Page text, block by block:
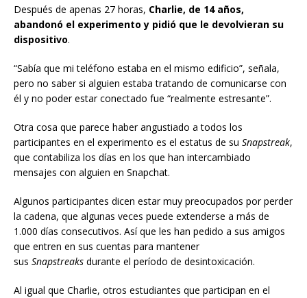
Después de apenas 27 horas, Charlie, de 14 años,
abandonó el experimento y pidió que le devolvieran su
dispositivo.
“Sabía que mi teléfono estaba en el mismo edificio”, señala,
pero no saber si alguien estaba tratando de comunicarse con
él y no poder estar conectado fue “realmente estresante”.
Otra cosa que parece haber angustiado a todos los
participantes en el experimento es el estatus de su Snapstreak,
que contabiliza los días en los que han intercambiado
mensajes con alguien en Snapchat.
Algunos participantes dicen estar muy preocupados por perder
la cadena, que algunas veces puede extenderse a más de
1.000 días consecutivos. Así que les han pedido a sus amigos
que entren en sus cuentas para mantener
sus Snapstreaks durante el período de desintoxicación.
Al igual que Charlie, otros estudiantes que participan en el